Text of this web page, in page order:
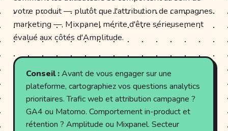
votre produit — plutôt que l'attribution de campagnes
marketing —, Mixpanel mérite d'être sérieusement
évalué aux côtés d'Amplitude.
Conseil :Avant de vous engager sur une
plateforme, cartographiez vos questions analytics
prioritaires. Trafic web et attribution campagne ?
GA4 ou Matomo. Comportement in-product et
rétention ? Amplitude ou Mixpanel. Secteur